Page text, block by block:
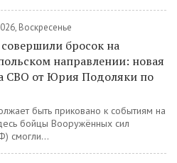
Воскресенье
бросок на
направлении: новая
СВО от Юрия Подоляки по
быть приковано к событиям на
бойцы Вооружённых сил
смогли...